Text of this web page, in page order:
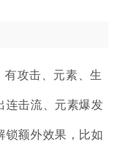
攻击、元素、生
连击流、元素爆发
锁额外效果，比如